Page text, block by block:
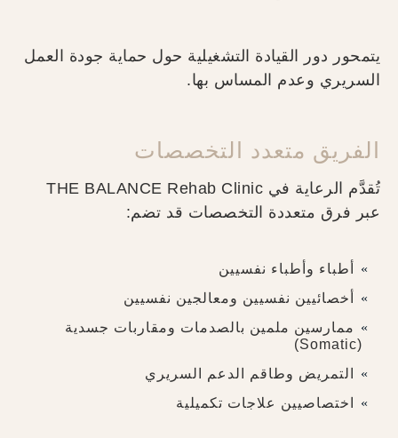
يتمحور دور القيادة التشغيلية حول حماية جودة العمل
السريري وعدم المساس بها.
الفريق متعدد التخصصات
تُقدَّم الرعاية في THE BALANCE Rehab Clinic
عبر فرق متعددة التخصصات قد تضم:
أطباء وأطباء نفسيين
أخصائيين نفسيين ومعالجين نفسيين
ممارسين ملمين بالصدمات ومقاربات جسدية
(Somatic)
التمريض وطاقم الدعم السريري
اختصاصيين علاجات تكميلية